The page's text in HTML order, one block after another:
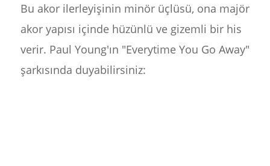
Bu akor ilerleyişinin minör üçlüsü, ona majör
akor yapısı içinde hüzünlü ve gizemli bir his
verir. Paul Young'ın "Everytime You Go Away"
şarkısında duyabilirsiniz: